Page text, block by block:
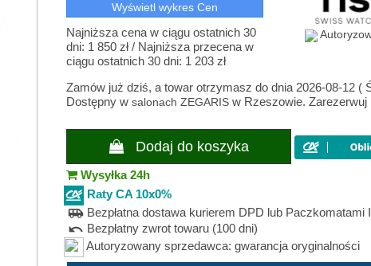
Wyświetl wykres Cen
Najniższa cena w ciągu ostatnich 30
dni: 1 850 zł/ Najniższa przecena w
ciągu ostatnich 30 dni: 1 203 zł
Zamów już dziś, a towar otrzymasz do dnia 2026-08-12 (
Dostępny w salonach ZEGARIS w Rzeszowie. Zarezerwuj
Dodaj do koszyka
Wysyłka 24h
Raty CA 10x0%
airport_shuttle Bezpłatna dostawa kurierem DPD lub Paczkomatami
undo Bezpłatny zwrot towaru (100 dni)
Autoryzowany sprzedawca: gwarancja oryginalności